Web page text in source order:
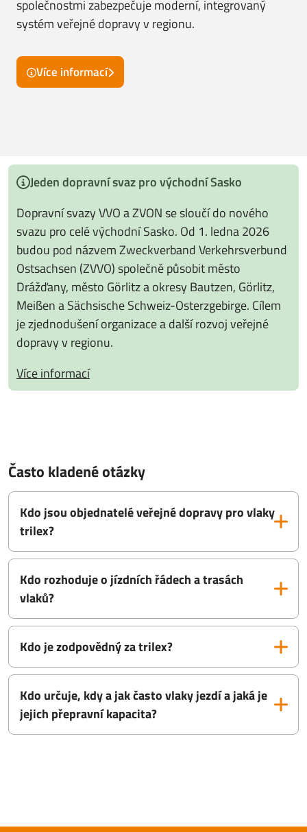
společnostmi zabezpečuje moderní, integrovaný
systém veřejné dopravy v regionu.
Více informací
Jeden dopravní svaz pro východní Sasko
Dopravní svazy VVO a ZVON se sloučí do nového
svazu pro celé východní Sasko. Od 1. ledna 2026
budou pod názvem Zweckverband Verkehrsverbund
Ostsachsen (ZVVO) společně působit město
Drážďany, město Görlitz a okresy Bautzen, Görlitz,
Meißen a Sächsische Schweiz-Osterzgebirge. Cílem
je zjednodušení organizace a další rozvoj veřejné
dopravy v regionu.
Více informací
Často kladené otázky
Kdo jsou objednatelé veřejné dopravy pro vlaky
trilex?
Kdo rozhoduje o jízdních řádech a trasách
vlaků?
Kdo je zodpovědný za trilex?
Kdo určuje, kdy a jak často vlaky jezdí a jaká je
jejich přepravní kapacita?